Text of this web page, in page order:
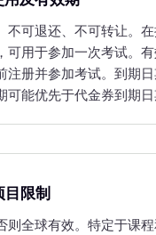
不可退还、不可转让。
可用于参加一次考试。
注册并参加考试。到期
可能优先于代金券到期日
限制
则全球有效。特定于课